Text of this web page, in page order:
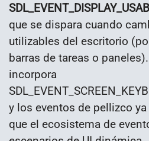
que se dispara cuando
utilizables del escritorio
barras de tareas o
incorpora
y los eventos de pellizco
que el ecosistema de